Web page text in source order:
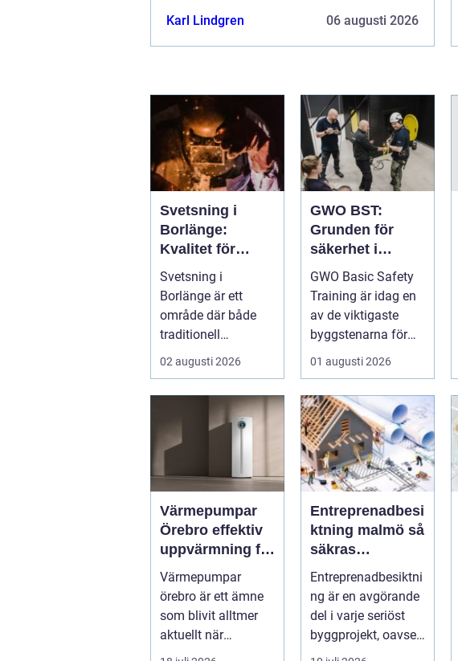
Karl Lindgren 06 augusti 2026
Svetsning i
Borlänge:
Kvalitet för
industri och
konstruktion
Svetsning i
Borlänge är ett
område där både
traditionell
verkstadsindustr...
02 augusti 2026
GWO BST:
Grunden för
säkerhet i
vindkraftsbrans
chen
GWO Basic Safety
Training är idag en
av de viktigaste
byggstenarna för
alla som vill arbet...
01 augusti 2026
Värmepumpar
Örebro effektiv
uppvärmning för
hus och
fastigheter
Värmepumpar
örebro är ett ämne
som blivit alltmer
aktuellt när
energipriser stiger
Entreprenadbesi
ktning malmö så
säkras
kvaliteten i
byggprojekt
Entreprenadbesiktni
ng är en avgörande
del i varje seriöst
byggprojekt, oavsett
om det handlar om